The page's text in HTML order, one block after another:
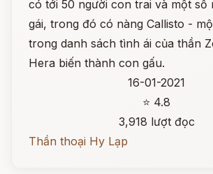
có tới 50 người con trai và một số
gái, trong đó có nàng Callisto -
trong danh sách tình ái của thần
Hera biến thành con gấu.
16-01-2021
⭐ 4.8
3,918 lượt đọc
Thần thoại Hy Lạp